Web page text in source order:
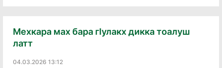
Мехкара мах бара гӏулакх дикка тоалуш
латт
04.03.2026 13:12